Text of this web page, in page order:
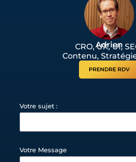
Adrien
CRO, UX, UI,
Contenu,
PRENDRE RDV
Votre sujet :
Votre Message